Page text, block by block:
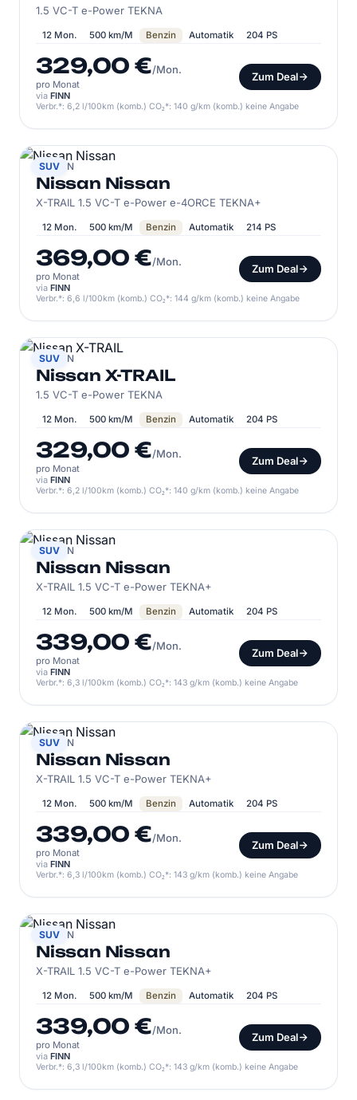
1.5 VC-T e-Power TEKNA
12 Mon. 500 km/M Benzin Automatik 204 PS
329,00 €/Mon.
pro Monat
Zum Deal
via FINN
Verbr.*: 6,2 l/100km (komb.) CO₂*: 140 g/km (komb.) keine Angabe
SUV
NISSAN
Nissan Nissan
X-TRAIL 1.5 VC-T e-Power e-4ORCE TEKNA+
12 Mon. 500 km/M Benzin Automatik 214 PS
369,00 €/Mon.
pro Monat
Zum Deal
via FINN
Verbr.*: 6,6 l/100km (komb.) CO₂*: 144 g/km (komb.) keine Angabe
SUV
NISSAN
Nissan X-TRAIL
1.5 VC-T e-Power TEKNA
12 Mon. 500 km/M Benzin Automatik 204 PS
329,00 €/Mon.
pro Monat
Zum Deal
via FINN
Verbr.*: 6,2 l/100km (komb.) CO₂*: 140 g/km (komb.) keine Angabe
SUV
NISSAN
Nissan Nissan
X-TRAIL 1.5 VC-T e-Power TEKNA+
12 Mon. 500 km/M Benzin Automatik 204 PS
339,00 €/Mon.
pro Monat
Zum Deal
via FINN
Verbr.*: 6,3 l/100km (komb.) CO₂*: 143 g/km (komb.) keine Angabe
SUV
NISSAN
Nissan Nissan
X-TRAIL 1.5 VC-T e-Power TEKNA+
12 Mon. 500 km/M Benzin Automatik 204 PS
339,00 €/Mon.
pro Monat
Zum Deal
via FINN
Verbr.*: 6,3 l/100km (komb.) CO₂*: 143 g/km (komb.) keine Angabe
SUV
NISSAN
Nissan Nissan
X-TRAIL 1.5 VC-T e-Power TEKNA+
12 Mon. 500 km/M Benzin Automatik 204 PS
339,00 €/Mon.
pro Monat
Zum Deal
via FINN
Verbr.*: 6,3 l/100km (komb.) CO₂*: 143 g/km (komb.) keine Angabe